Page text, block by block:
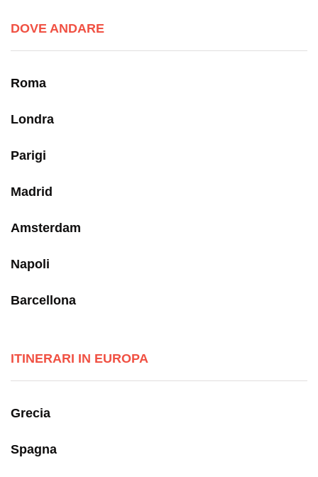
DOVE ANDARE
Roma
Londra
Parigi
Madrid
Amsterdam
Napoli
Barcellona
ITINERARI IN EUROPA
Grecia
Spagna